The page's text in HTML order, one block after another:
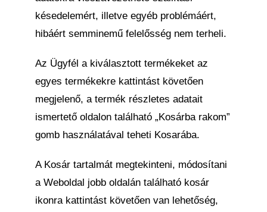
késedelemért, illetve egyéb problémáért,
hibáért semminemű felelősség nem terheli.
Az Ügyfél a kiválasztott termékeket az
egyes termékekre kattintást követően
megjelenő, a termék részletes adatait
ismertető oldalon található „Kosárba rakom”
gomb használatával teheti Kosarába.
A Kosár tartalmát megtekinteni, módosítani
a Weboldal jobb oldalán található kosár
ikonra kattintást követően van lehetőség,